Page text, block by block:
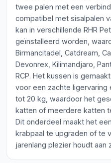
twee palen met een
compatibel met sisalpalen
kan in verschillende RHR
geïnstalleerd worden,
Birmancitadel, Catdream,
Devonrex, Kilimandjaro,
RCP. Het kussen is
voor een zachte
tot 20 kg, waardoor het
katten of meerdere katten
Dit onderdeel maakt het
krabpaal te upgraden of te
jarenlang plezier houdt aan